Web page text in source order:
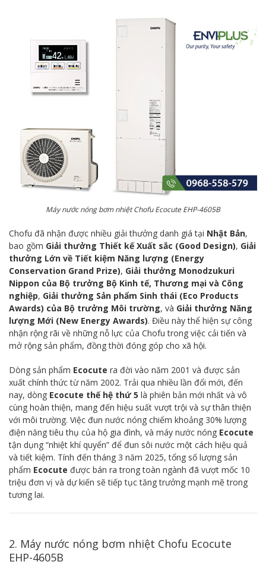
Máy nước nóng bơm nhiệt Chofu Ecocute EHP-4605B
Chofu đã nhận được nhiều giải thưởng danh giá tại Nhật Bản,
bao gồm Giải thưởng Thiết kế Xuất sắc (Good Design), Giải
thưởng Lớn về Tiết kiệm Năng lượng (Energy
Conservation Grand Prize), Giải thưởng Monodzukuri
Nippon của Bộ trưởng Bộ Kinh tế, Thương mại và Công
nghiệp, Giải thưởng Sản phẩm Sinh thái (Eco Products
Awards) của Bộ trưởng Môi trường, và Giải thưởng Năng
lượng Mới (New Energy Awards). Điều này thể hiện sự công
nhận rộng rãi về những nỗ lực của Chofu trong việc cải tiến và
mở rộng sản phẩm, đồng thời đóng góp cho xã hội.
Dòng sản phẩm Ecocute ra đời vào năm 2001 và được sản
xuất chính thức từ năm 2002. Trải qua nhiều lần đổi mới, đến
nay, dòng Ecocute thế hệ thứ 5 là phiên bản mới nhất và vô
cùng hoàn thiện, mang đến hiệu suất vượt trội và sự thân thiện
với môi trường. Việc đun nước nóng chiếm khoảng 30% lượng
điện năng tiêu thụ của hộ gia đình, và máy nước nóng Ecocute
tận dụng “nhiệt khí quyển” để đun sôi nước một cách hiệu quả
và tiết kiệm. Tính đến tháng 3 năm 2025, tổng số lượng sản
phẩm Ecocute được bán ra trong toàn ngành đã vượt mốc 10
triệu đơn vị và dự kiến sẽ tiếp tục tăng trưởng mạnh mẽ trong
tương lai.
2. Máy nước nóng bơm nhiệt Chofu Ecocute
EHP-4605B